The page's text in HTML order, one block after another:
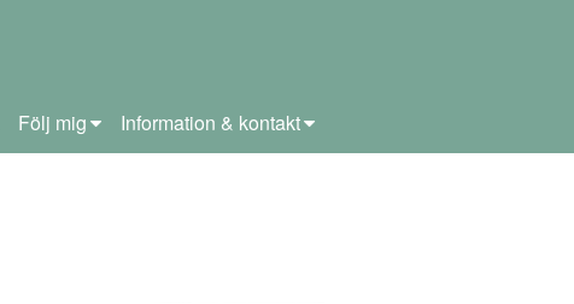
Följ mig Information & kontakt